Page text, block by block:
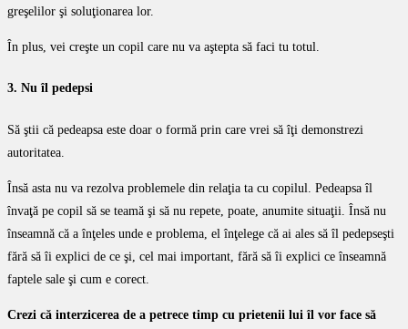
greşelilor şi soluţionarea lor.
În plus, vei creşte un copil care nu va aştepta să faci tu totul.
3. Nu îl pedepsi
Să ştii că pedeapsa este doar o formă prin care vrei să îţi demonstrezi
autoritatea.
Însă asta nu va rezolva problemele din relaţia ta cu copilul. Pedeapsa îl
învaţă pe copil să se teamă şi să nu repete, poate, anumite situaţii. Însă nu
înseamnă că a înţeles unde e problema, el înţelege că ai ales să îl pedepseşti
fără să îi explici de ce şi, cel mai important, fără să îi explici ce înseamnă
faptele sale şi cum e corect.
Crezi că interzicerea de a petrece timp cu prietenii lui îl vor face să